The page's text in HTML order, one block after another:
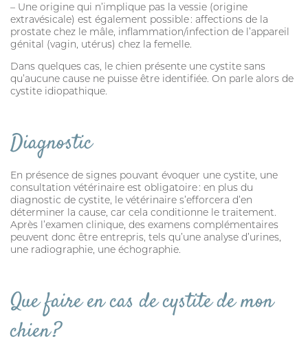
– Une origine qui n’implique pas la vessie (origine
extravésicale) est également possible : affections de la
prostate chez le mâle, inflammation/infection de l’appareil
génital (vagin, utérus) chez la femelle.
Dans quelques cas, le chien présente une cystite sans
qu’aucune cause ne puisse être identifiée. On parle alors de
cystite idiopathique.
Diagnostic
En présence de signes pouvant évoquer une cystite, une
consultation vétérinaire est obligatoire : en plus du
diagnostic de cystite, le vétérinaire s’efforcera d’en
déterminer la cause, car cela conditionne le traitement.
Après l’examen clinique, des examens complémentaires
peuvent donc être entrepris, tels qu’une analyse d’urines,
une radiographie, une échographie.
Que faire en cas de cystite de mon
chien ?